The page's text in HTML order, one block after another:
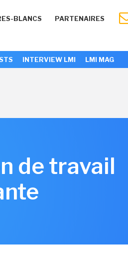
BLANCS PARTENAIRES
INTERVIEW LMI LMI MAG
de travail